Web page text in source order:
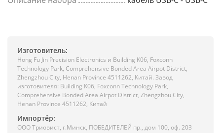
Изготовитель:
Hong Fu Jin Precision Electronics и Building K06, Foxconn
Technology Park, Comprehensive Bonded Area Airpot District,
Zhengzhou City, Henan Province 4511262, Китай. Завод
изготовителя: Building K06, Foxconn Technology Park,
Comprehensive Bonded Area Airpot District, Zhengzhou City,
Henan Province 4511262, Китай
Импортёр:
ООО Триовист, г.Минск, ПОБЕДИТЕЛЕЙ пр., дом 100, оф. 203